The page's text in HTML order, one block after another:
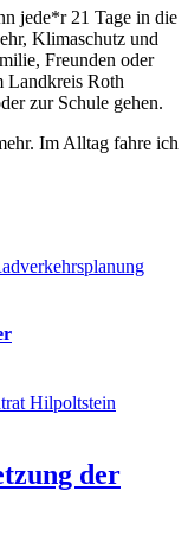
jede*r 21 Tage in die
Klimaschutz und
Freunden oder
Landkreis Roth
zur Schule gehen.
Im Alltag fahre ich
Hilpoltstein
der